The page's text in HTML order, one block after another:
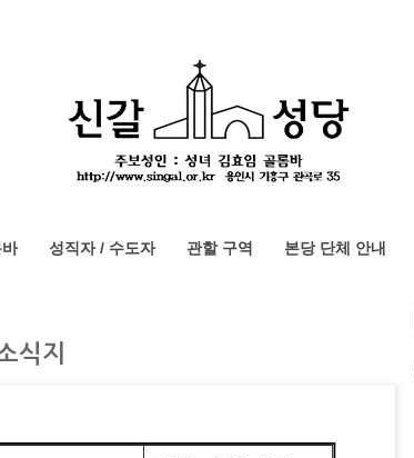
성직자 / 수도자 관할 구역 본당 단체 안내
식지